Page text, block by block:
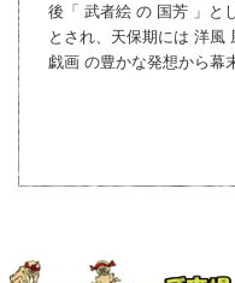
後「 武者絵 の 国芳 」と
とされ、天保期には 洋風
戯画 の豊かな発想から幕